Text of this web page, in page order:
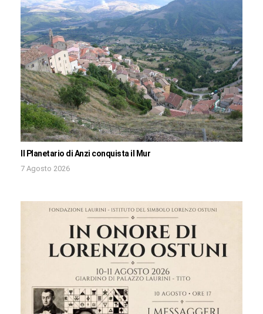
Il Planetario di Anzi conquista il Mur
7 Agosto 2026